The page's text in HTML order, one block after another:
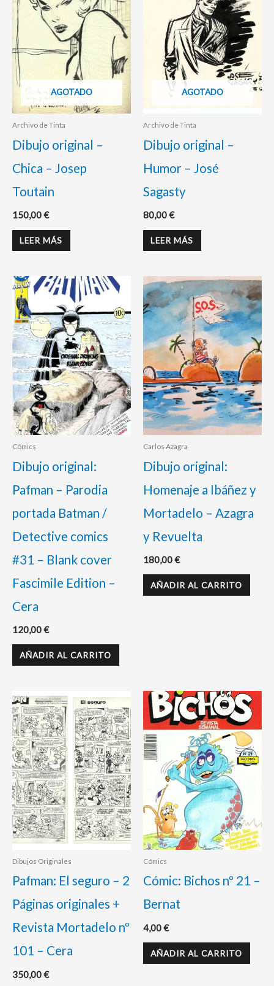
AGOTADO
Archivo de Tinta
Dibujo original –
Chica – Josep
Toutain
150,00€
LEER MÁS
AGOTADO
Archivo de Tinta
Dibujo original –
Humor – José
Sagasty
80,00€
LEER MÁS
Cómics
Dibujo original:
Pafman – Parodia
portada Batman /
Detective comics
#31 – Blank cover
Fascimile Edition –
Cera
120,00€
AÑADIR AL CARRITO
Carlos Azagra
Dibujo original:
Homenaje a Ibáñez y
Mortadelo – Azagra
y Revuelta
180,00€
AÑADIR AL CARRITO
Dibujos Originales
Pafman: El seguro – 2
Páginas originales +
Revista Mortadelo nº
101 – Cera
350,00€
Cómics
Cómic: Bichos nº 21 –
Bernat
4,00€
AÑADIR AL CARRITO